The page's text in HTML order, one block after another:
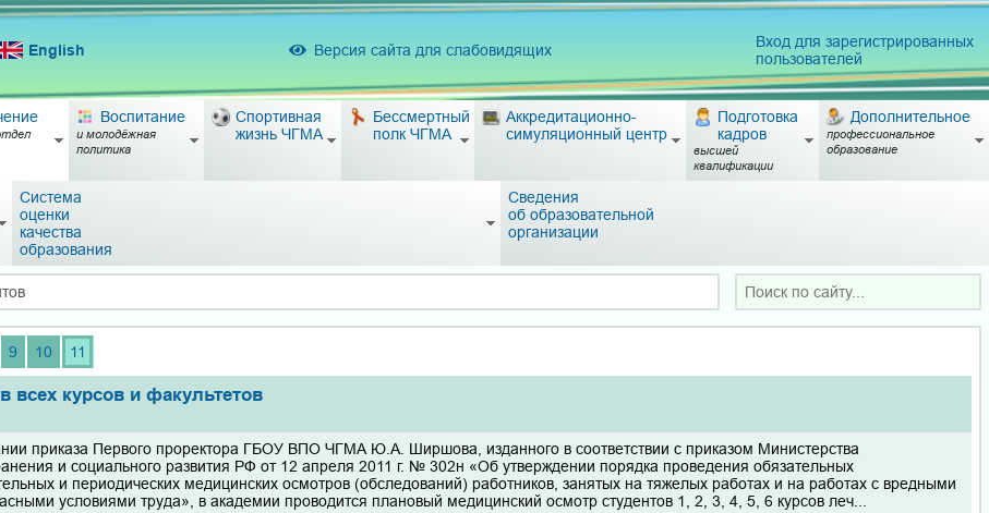
English Версия сайта для слабовидящих
Вход для зарегистрированных
пользователей
Воспитание
и молодёжная
политика
Спортивная
жизнь ЧГМА
Бессмертный
полк ЧГМА
Аккредитационно-
симуляционный центр
Подготовка
кадров
высшей
квалификации
Дополнительное
профессиональное
образование
Система
оценки
качества
образования
Сведения
об образовательной
организации
9 10 11
всех курсов и факультетов
приказа Первого проректора ГБОУ ВПО ЧГМА Ю.А. Ширшова, изданного в соответствии с приказом Министерства
и социального развития РФ от 12 апреля 2011 г. № 302н «Об утверждении порядка проведения обязательных
и периодических медицинских осмотров (обследований) работников, занятых на тяжелых работах и на работах с вредными
условиями труда», в академии проводится плановый медицинский осмотр студентов 1, 2, 3, 4, 5, 6 курсов леч...